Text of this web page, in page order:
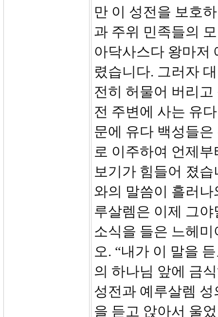
만 이 성전을 보호
과 주위 민족들의
아닥사스다 왕마저
렸습니다. 그러자
전히 허물어 버리
전 주변에 사는 유
문에 유다 백성들
로 이주하여 언제
보기가 힘들어 졌
와의 말씀이 흘러
루살렘은 이제 그
소식을 들은 느헤
오. “내가 이 말을
의 하나님 앞에 금
성전과 예루살렘
을 듣고 앉아서 울